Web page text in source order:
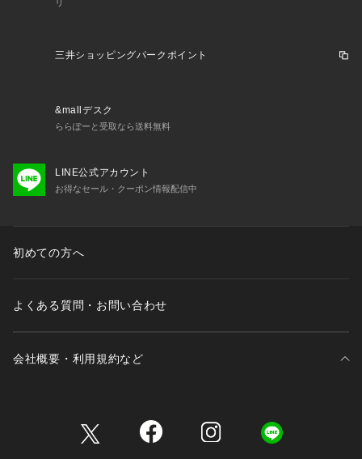
リ
三井ショッピングパークポイント
&mallデスク
ららぽーと受取なら送料無料
LINE公式アカウント
お得なセール・クーポン情報配信中
初めての方へ
よくある質問・お問い合わせ
会社概要・利用規約など